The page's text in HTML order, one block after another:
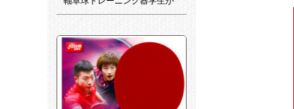
卓球ラッケトの訓練神器にボ
ディング器具を供給します。
家庭用大人用の金1.15-13調整
です。【2拍+6球+1シャフト
を送ります。】